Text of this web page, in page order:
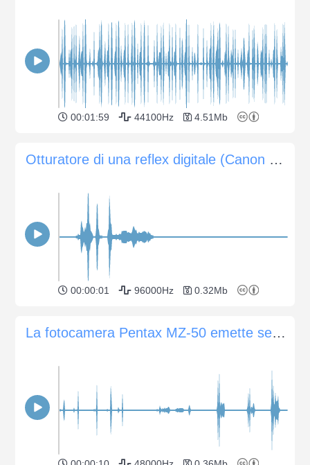
00:01:59 44100Hz 4.51Mb
Otturatore di una reflex digitale (Canon EOS 350D)
00:00:01 96000Hz 0.32Mb
La fotocamera Pentax MZ-50 emette segnali acustici, zoom, scatti dell'otturatore